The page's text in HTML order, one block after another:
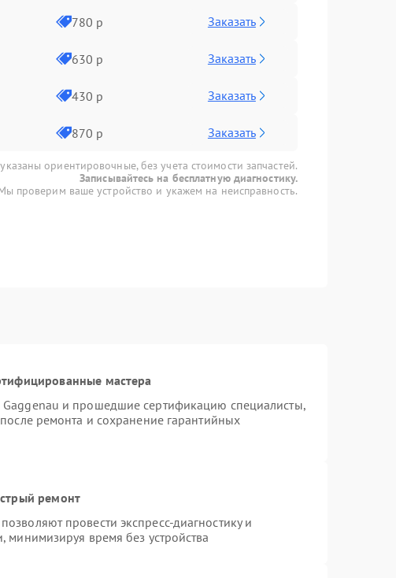
780 р Заказать
630 р Заказать
430 р Заказать
870 р Заказать
ориентировочные, без учета стоимости запчастей.
Записывайтесь на бесплатную диагностику.
проверим ваше устройство и укажем на неисправность.
мастера
Gaggenau и прошедшие сертификацию специалисты,
ремонта и сохранение гарантийных
ремонт
провести экспресс-диагностику и
минимизируя время без устройства